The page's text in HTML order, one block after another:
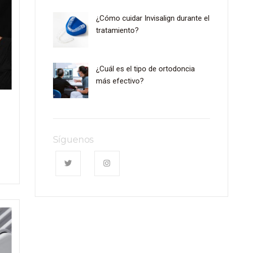
¿Cómo cuidar Invisalign durante el
tratamiento?
¿Cuál es el tipo de ortodoncia
más efectivo?
Síguenos